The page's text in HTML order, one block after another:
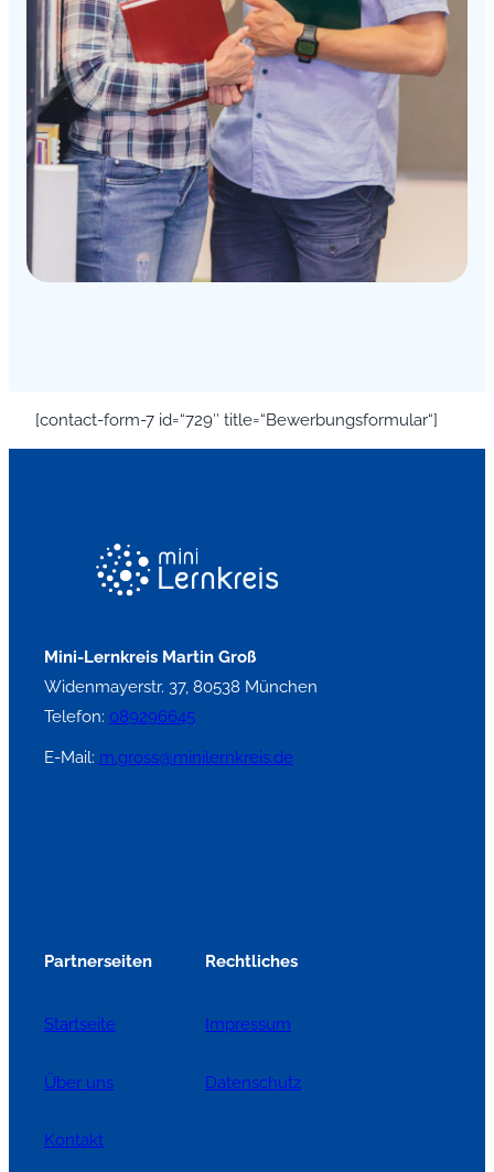
[contact-form-7 id=“729″ title=“Bewerbungsformular“]
Mini-Lernkreis Martin Groß
Widenmayerstr. 37, 80538 München
Telefon: 089296645
E-Mail: m.gross@minilernkreis.de
Partnerseiten
Startseite
Über uns
Kontakt
Rechtliches
Impressum
Datenschutz